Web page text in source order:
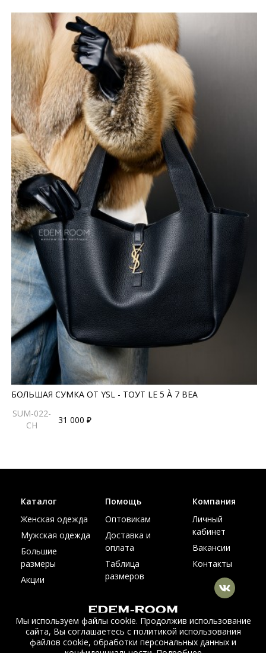
БОЛЬШАЯ СУМКА ОТ YSL - ТОУТ LE 5 À 7 BEA
SUM-022-
CH
31 000 ₽
© Интернет магазин верхней одежды из меха и кожи
EDEM-ROOM 2011-2026
Каталог
Женская одежда
Мужская одежда
Большие
размеры
Акции
Помощь
Оптовикам
Доставка и
оплата
Таблица
размеров
Компания
Личный
кабинет
Вакансии
Контакты
Мы используем файлы cookie. Продолжив использование
сайта, Вы соглашаетесь с политикой использования
файлов cookie, обработки персональных данных и